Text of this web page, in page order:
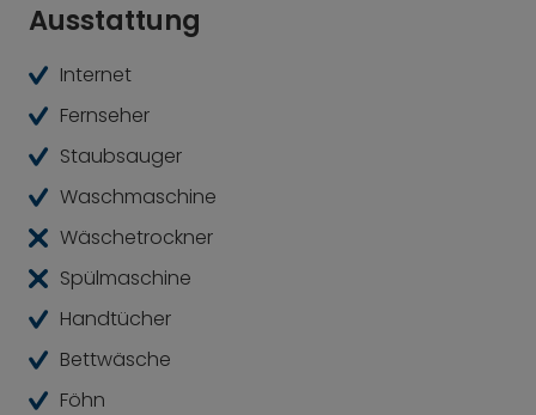
Ausstattung
Internet
Fernseher
Staubsauger
Waschmaschine
Wäschetrockner
Spülmaschine
Handtücher
Bettwäsche
Föhn